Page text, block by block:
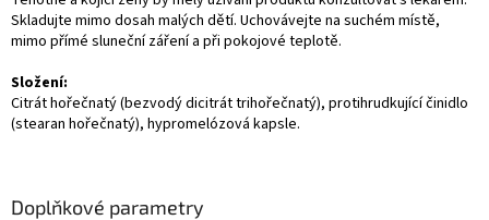
Skladujte mimo dosah malých dětí. Uchovávejte na suchém místě,
mimo přímé sluneční záření a při pokojové teplotě.
Složení:
Citrát hořečnatý (bezvodý dicitrát trihořečnatý), protihrudkující činidlo
(stearan hořečnatý), hypromelózová kapsle.
Doplňkové parametry